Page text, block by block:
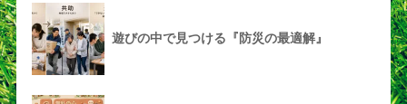
遊びの中で見つける『防災の最適解』